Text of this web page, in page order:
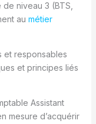
niveau 3 (BTS,
au métier
et responsables
et principes liés
Assistant
mesure d’acquérir